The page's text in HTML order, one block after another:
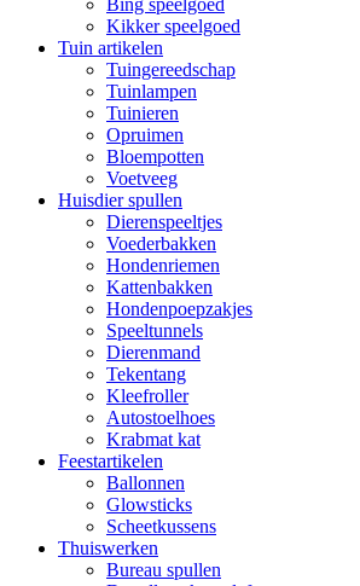
Kikker speelgoed
Tuin artikelen
Tuingereedschap
Tuinlampen
Tuinieren
Opruimen
Bloempotten
Voetveeg
Huisdier spullen
Dierenspeeltjes
Voederbakken
Hondenriemen
Kattenbakken
Hondenpoepzakjes
Speeltunnels
Dierenmand
Tekentang
Kleefroller
Autostoelhoes
Krabmat kat
Feestartikelen
Ballonnen
Glowsticks
Scheetkussens
Thuiswerken
Bureau spullen